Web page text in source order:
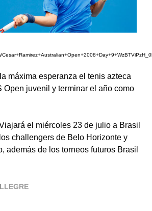
la máxima esperanza el tenis azteca
Open juvenil y terminar el año como
el miércoles 23 de julio a Brasil
challengers de Belo Horizonte y
además de los torneos futuros Brasil